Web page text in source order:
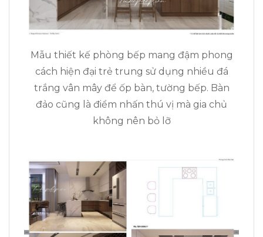
Mẫu thiết kế phòng bếp mang đậm phong
cách hiện đại trẻ trung sử dụng nhiều đá
trắng vân mây để ốp bàn, tường bếp. Bàn
đảo cũng là điểm nhấn thú vị mà gia chủ
không nên bỏ lỡ